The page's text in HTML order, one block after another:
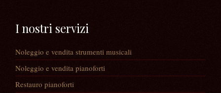
I nostri servizi
Noleggio e vendita strumenti musicali
Noleggio e vendita pianoforti
Restauro pianoforti